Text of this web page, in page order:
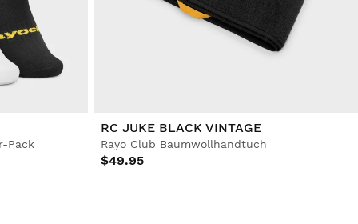
Pack
RC JUKE BLACK VINTAGE
Rayo Club Baumwollhandtuch
$49.95